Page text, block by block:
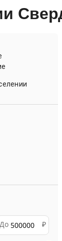
До ₽